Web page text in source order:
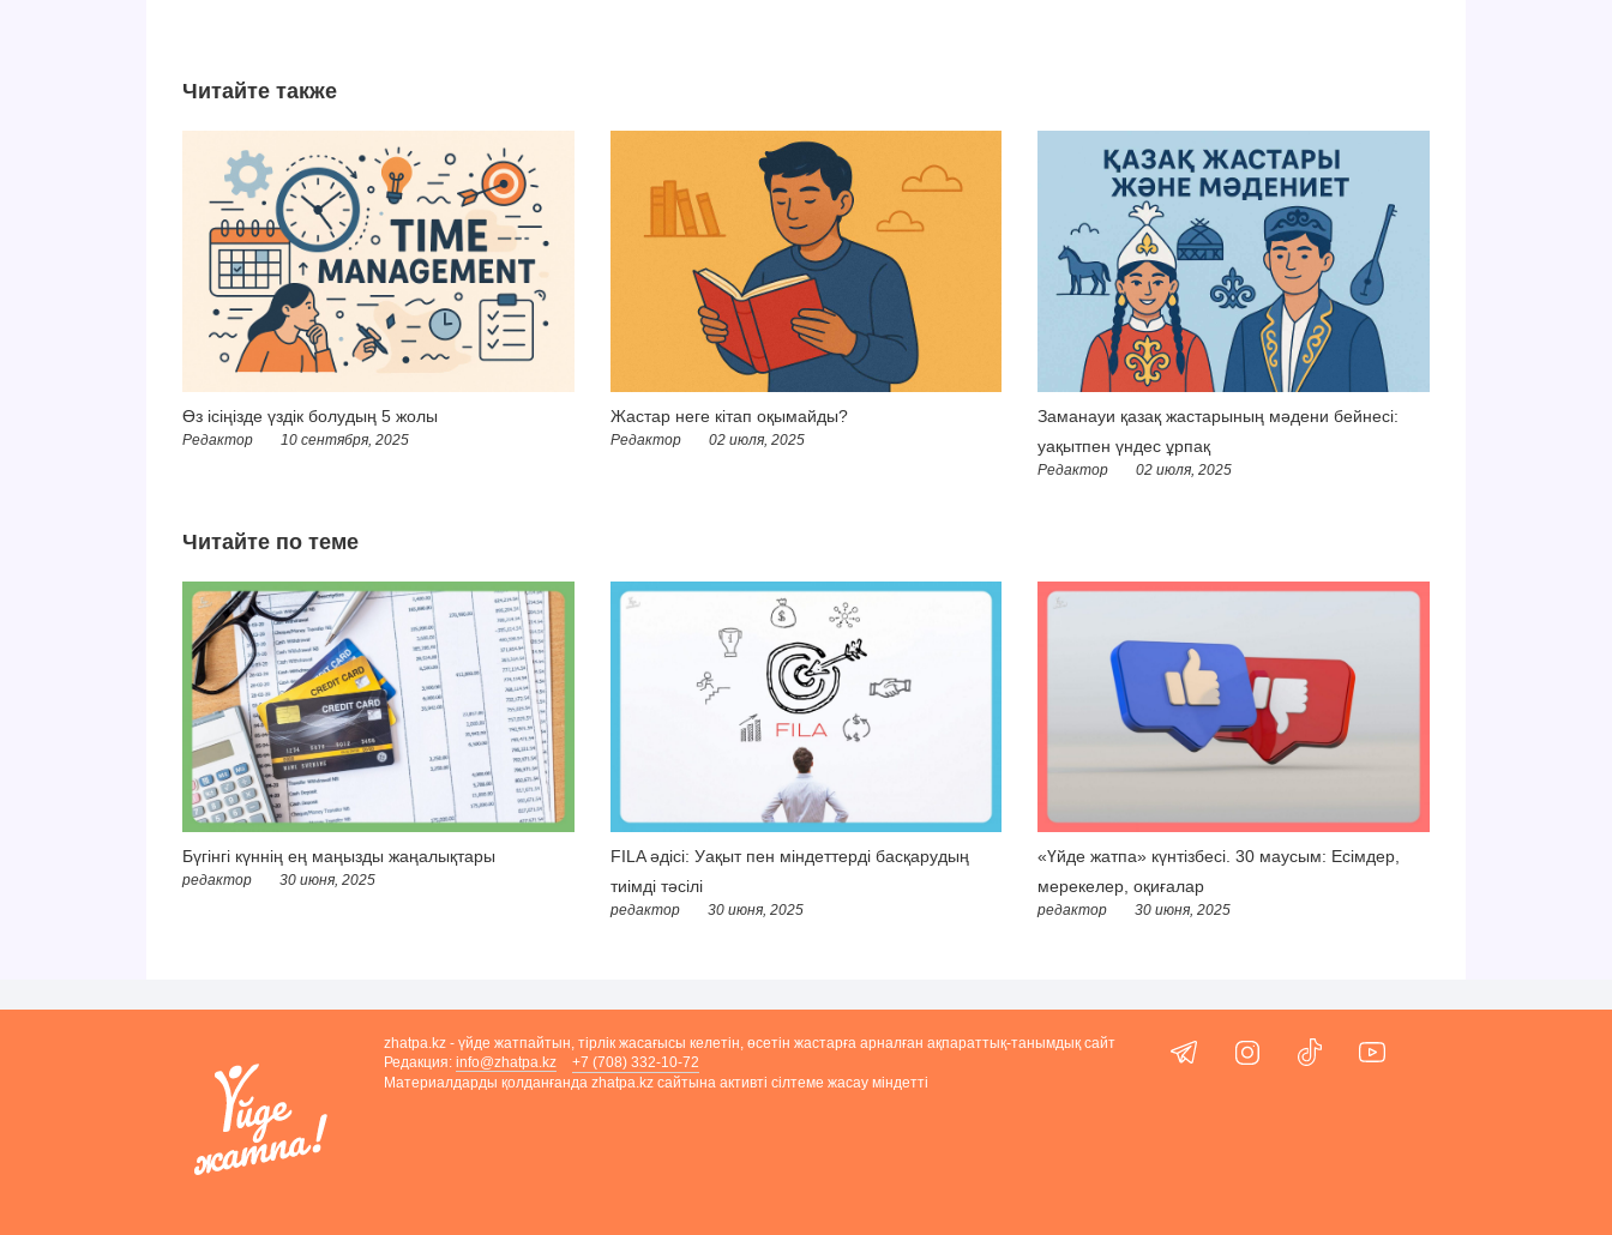
Читайте также
Өз ісіңізде үздік болудың 5 жолы
Редактор 10 сентября, 2025
Жастар неге кітап оқымайды?
Редактор 02 июля, 2025
Заманауи қазақ жастарының мәдени бейнесі:
уақытпен үндес ұрпақ
Редактор 02 июля, 2025
Читайте по теме
Бүгінгі күннің ең маңызды жаңалықтары
редактор 30 июня, 2025
FILA әдісі: Уақыт пен міндеттерді басқарудың
тиімді тәсілі
редактор 30 июня, 2025
«Үйде жатпа» күнтізбесі. 30 маусым: Есімдер,
мерекелер, оқиғалар
редактор 30 июня, 2025
zhatpa.kz - үйде жатпайтын, тірлік жасағысы келетін, өсетін жастарға арналған ақпараттық-танымдық сайт
Редакция:info@zhatpa.kz
+7 (708) 332-10-72
Материалдарды қолданғанда zhatpa.kz сайтына активті сілтеме жасау міндетті